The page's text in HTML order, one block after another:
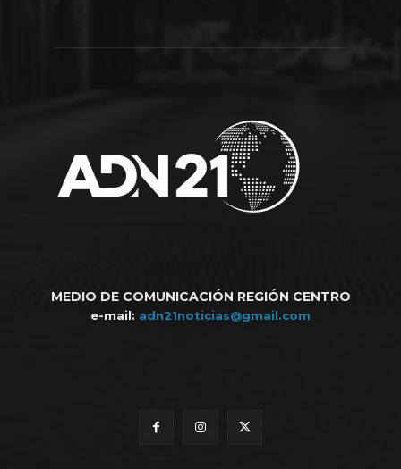
MEDIO DE COMUNICACIÓN REGIÓN CENTRO
e-mail: adn21noticias@gmail.com